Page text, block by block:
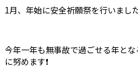
1月、年始に安全祈願祭を行いまし
今年一年も無事故で過ごせる年と
に努めます❗